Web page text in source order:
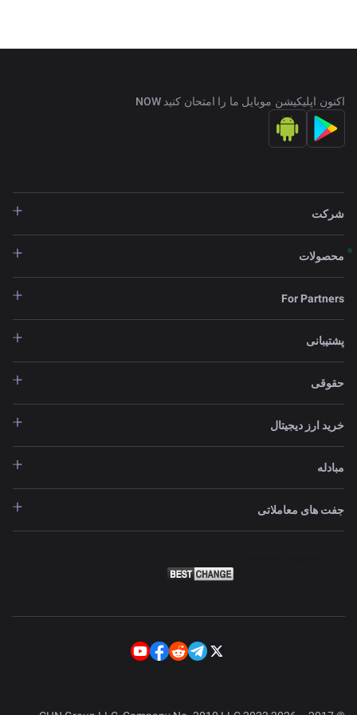
اکنون اپلیکیشن موبایل ما را امتحان کنید NOW
شرکت
محصولات
For Partners
پشتیبانی
حقوقی
خرید ارز دیجیتال
مبادله
جفت های معاملاتی